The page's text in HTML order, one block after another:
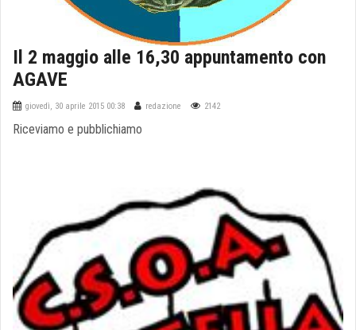
Il 2 maggio alle 16,30 appuntamento con
AGAVE
giovedì, 30 aprile 2015 00:38 redazione 2142
Riceviamo e pubblichiamo